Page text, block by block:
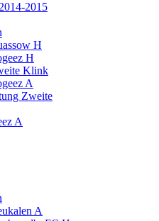
2015
H
H
Klink
A
Zweite
A
A